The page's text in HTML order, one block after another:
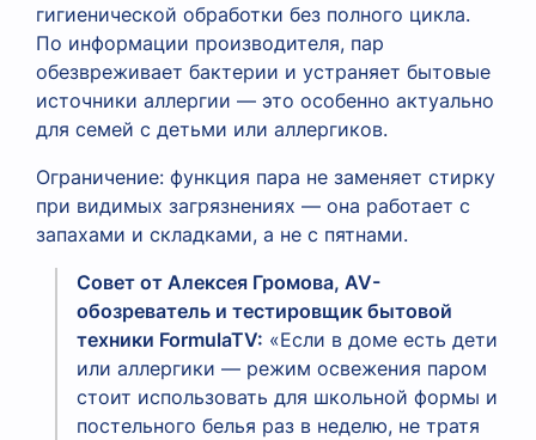
гигиенической обработки без полного цикла.
По информации производителя, пар
обезвреживает бактерии и устраняет бытовые
источники аллергии — это особенно актуально
для семей с детьми или аллергиков.
Ограничение: функция пара не заменяет стирку
при видимых загрязнениях — она работает с
запахами и складками, а не с пятнами.
Совет от Алексея Громова, AV-
обозреватель и тестировщик бытовой
техники FormulaTV: «Если в доме есть дети
или аллергики — режим освежения паром
стоит использовать для школьной формы и
постельного белья раз в неделю, не тратя